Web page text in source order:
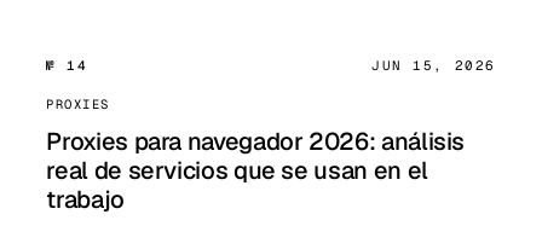
№ 14 JUN 15, 2026
PROXIES
Proxies para navegador 2026: análisis
real de servicios que se usan en el
trabajo